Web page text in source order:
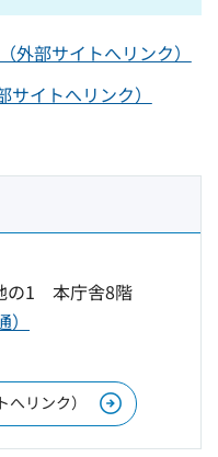
外部サイトへリンク）
イトへリンク）
の1 本庁舎8階
リンク）